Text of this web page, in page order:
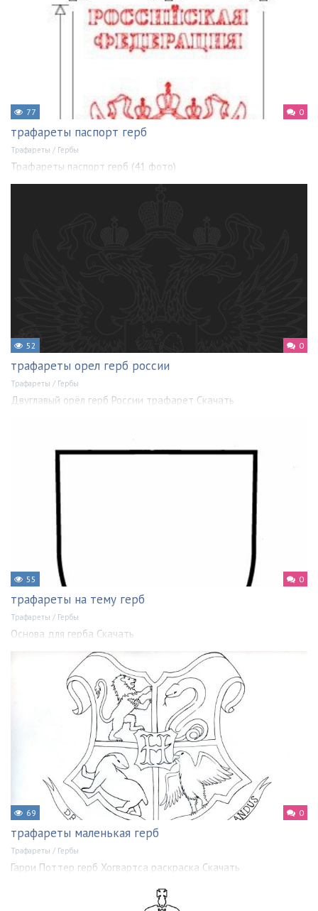
77 0
трафареты паспорт герб
Трафареты / Гербы
Трафареты паспорт герб (41 фото)
52 0
трафареты орел герб россии
Трафареты / Гербы
Двуглавый орёл герб России трафарет Скачать
55 0
трафареты на тему герб
Трафареты / Гербы
Основа для герба Скачать
69 0
трафареты маленькая герб
Трафареты / Гербы
Гарри Поттер герб Хогвартса раскраска Скачать